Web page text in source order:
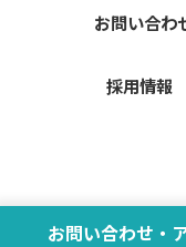
お問い合わ
採用情報
お問い合わせ・